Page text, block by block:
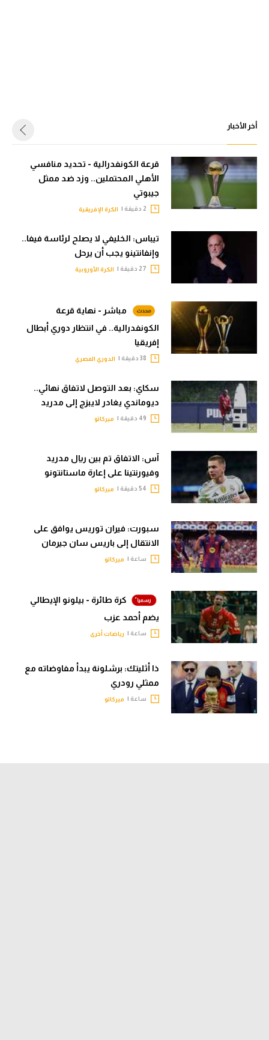
أخر الأخبار
قرعة الكونفدرالية - تحديد منافسي
الأهلي المحتملين.. وزد ضد ممثل
جيبوتي
الكرة الإفريقية
تيباس: الخليفي لا يصلح لرئاسة فيفا..
وإنفانتينو يجب أن يرحل
الكرة الأوروبية
مباشر - نهاية قرعة
الكونفدرالية.. في انتظار دوري أبطال
إفريقيا
الدوري المصري
سكاي: بعد التوصل لاتفاق نهائي..
ديوماندي يغادر لايبزج إلى مدريد
ميركاتو
آس: الاتفاق تم بين ريال مدريد
وفيورنتينا على إعارة ماستانتونو
ميركاتو
سبورت: فيران توريس يوافق على
الانتقال إلى باريس سان جيرمان
ساعة | ميركاتو
كرة طائرة - بيلونو الإيطالي
يضم أحمد عزب
ساعة | رياضات أخرى
ذا أثليتك: برشلونة يبدأ مفاوضاته مع
ممثلي رودري
ساعة | ميركاتو